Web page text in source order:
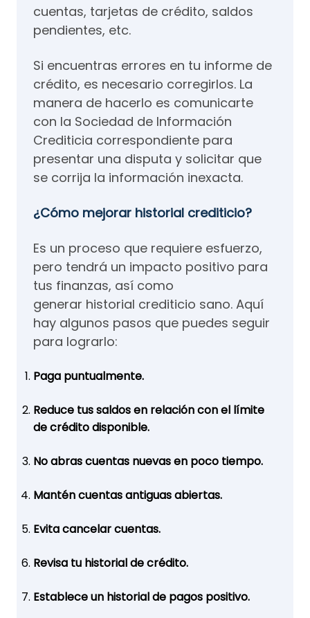
cuentas, tarjetas de crédito, saldos
pendientes, etc.
Si encuentras errores en tu informe de
crédito, es necesario corregirlos. La
manera de hacerlo es comunicarte
con la Sociedad de Información
Crediticia correspondiente para
presentar una disputa y solicitar que
se corrija la información inexacta.
¿Cómo mejorar historial crediticio?
Es un proceso que requiere esfuerzo,
pero tendrá un impacto positivo para
tus finanzas, así como
generar historial crediticio sano. Aquí
hay algunos pasos que puedes seguir
para lograrlo:
Paga puntualmente.
Reduce tus saldos en relación con el límite
de crédito disponible.
No abras cuentas nuevas en poco tiempo.
Mantén cuentas antiguas abiertas.
Evita cancelar cuentas.
Revisa tu historial de crédito.
Establece un historial de pagos positivo.